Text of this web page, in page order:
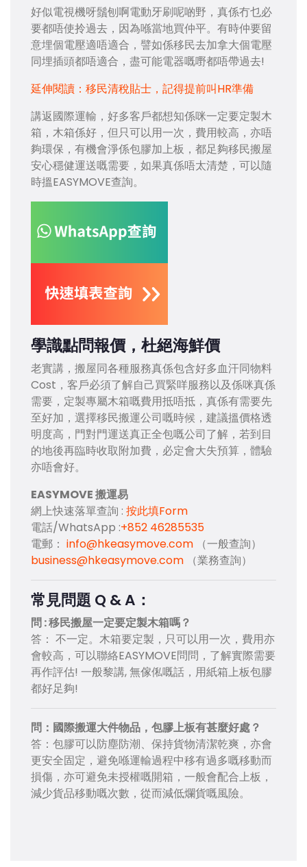
好似電視機呀鬚刨啊電動牙刷呢啲野，真係冇乜必
要都唔使拎過去，因為喺當地買仲平。有時仲要留
意埋個電壓適唔適合，譬如係移民去加拿大個電壓
同埋插頭都唔適合，盡可能電器嘅嘢都唔帶過去!
延伸閱讀：移民清稅貼士，記得提前叫HR準備
講返國際運輸，好多客戶都想知係咪一定要定製木
箱，木箱係好，但只可以用一次，費用較高，亦唔
夠環保，有機會淨係包膠加上板，都足夠移民搬屋
安心穩健運送嘅需要，如果真係唔太清楚，可以隨
時搵EASYMOVE查詢。
學識點問報價，杜絕海鮮價
老實講，搬屋同各種服務真係包含好多血汗同物料
Cost，客戶必須了解自己買緊咩服務以及係咪真係
需要，定製專屬木箱嘅費用抵唔抵，真係有需要先
至好加，選擇移民搬運公司嘅時候，建議搵價格透
明度高，門對門運送真正全包嘅公司了解，若到目
的地後再臨時收取附加費，必定會大失預算，體驗
亦唔會好。
EASYMOVE 搬運易
網上快速落單查詢 : 按此填Form
電話/WhatsApp :+852 46285535
電郵： info@hkeasymove.com （一般查詢）
business@hkeasymove.com （業務查詢）
常見問題 Q & A：
問 : 移民搬屋一定要定製木箱嗎？
答： 不一定。木箱要定製，只可以用一次，費用亦
會較高，可以聯絡EASYMOVE問問，了解實際需要
再作評估! 一般黎講, 無傢俬嘅話，用紙箱上板包膠
都好足夠!
問：國際搬運大件物品，包膠上板有甚麼好處？
答：包膠可以防塵防潮、保持貨物清潔乾爽，亦會
更安全固定，避免喺運輸過程中移有過多嘅移動而
損傷，亦可避免未授權嘅開箱，一般會配合上板，
減少貨品移動嘅次數，從而減低爛貨嘅風險。